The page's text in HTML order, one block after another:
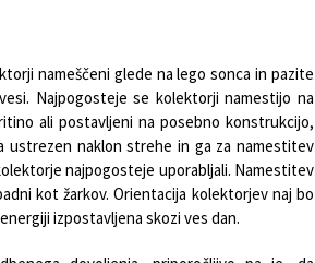
nameščeni glede na lego sonca in pazite
Najpogosteje se kolektorji namestijo na
ali postavljeni na posebno konstrukcijo,
ustrezen naklon strehe in ga za namestitev
najpogosteje uporabljali. Namestitev
kot žarkov. Orientacija kolektorjev naj bo
izpostavljena skozi ves dan.